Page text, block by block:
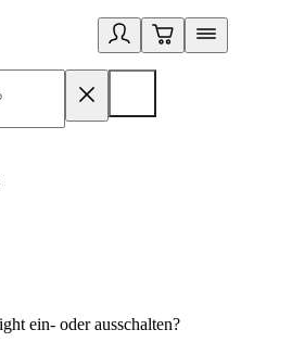
ein- oder ausschalten?